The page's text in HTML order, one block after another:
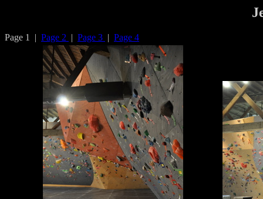
Page 1 | Page 2 | Page 3 | Page 4